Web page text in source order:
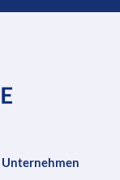
Unternehmen